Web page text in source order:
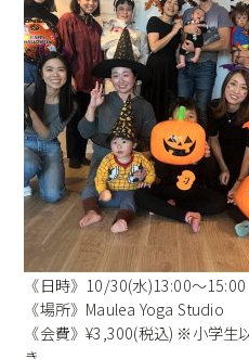
《日時》10/30(水)13:00〜15:00
《場所》Maulea Yoga Studio
《会費》¥3,300(税込) ※小学生